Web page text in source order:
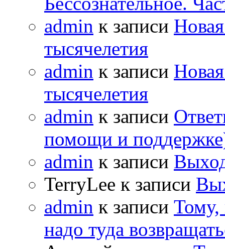
admin к записи
тысячелетия
admin к записи
тысячелетия
admin к записи
помощи и
admin к записи
TerryLee к записи
admin к записи Тому,
надо туда